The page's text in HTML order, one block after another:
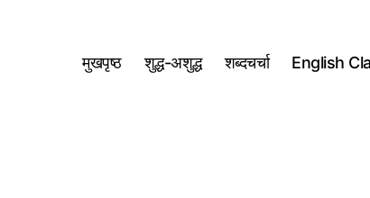
मुखपृष्ठ शुद्ध-अशुद्ध शब्दचर्चा English